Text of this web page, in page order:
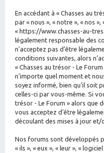
En accédant à « Chasses au
par « nous », « notre », « nos
« https://www.chasses-au-
légalement responsable des
n’acceptez pas d’être
conditions suivantes, alors
« Chasses au trésor - Le
n’importe quel moment et
soyez informé, bien qu’il soit
celles-ci par vous-même. Si
trésor - Le Forum » alors que
vous acceptez d’être
découlant des mises à jour
Nos forums sont développés
« ils », « eux », « leur », «